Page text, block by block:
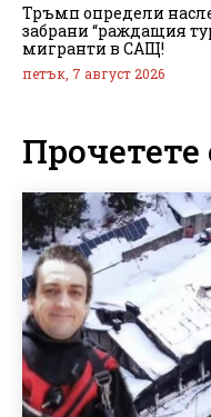
Тръмп определи
забрани “раждащия
мигранти в САЩ!
петък, 7 август 2026